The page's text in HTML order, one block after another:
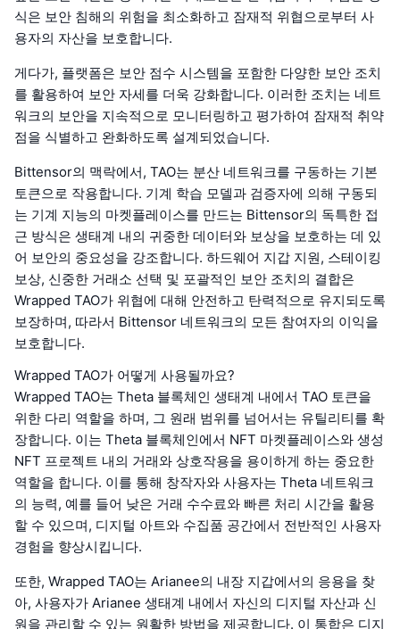
식은 보안 침해의 위험을 최소화하고 잠재적 위협으로부터 사
용자의 자산을 보호합니다.
게다가, 플랫폼은 보안 점수 시스템을 포함한 다양한 보안 조치
를 활용하여 보안 자세를 더욱 강화합니다. 이러한 조치는 네트
워크의 보안을 지속적으로 모니터링하고 평가하여 잠재적 취약
점을 식별하고 완화하도록 설계되었습니다.
Bittensor의 맥락에서, TAO는 분산 네트워크를 구동하는 기본
토큰으로 작용합니다. 기계 학습 모델과 검증자에 의해 구동되
는 기계 지능의 마켓플레이스를 만드는 Bittensor의 독특한 접
근 방식은 생태계 내의 귀중한 데이터와 보상을 보호하는 데 있
어 보안의 중요성을 강조합니다. 하드웨어 지갑 지원, 스테이킹
보상, 신중한 거래소 선택 및 포괄적인 보안 조치의 결합은
Wrapped TAO가 위협에 대해 안전하고 탄력적으로 유지되도록
보장하며, 따라서 Bittensor 네트워크의 모든 참여자의 이익을
보호합니다.
Wrapped TAO가 어떻게 사용될까요?
Wrapped TAO는 Theta 블록체인 생태계 내에서 TAO 토큰을
위한 다리 역할을 하며, 그 원래 범위를 넘어서는 유틸리티를 확
장합니다. 이는 Theta 블록체인에서 NFT 마켓플레이스와 생성
NFT 프로젝트 내의 거래와 상호작용을 용이하게 하는 중요한
역할을 합니다. 이를 통해 창작자와 사용자는 Theta 네트워크
의 능력, 예를 들어 낮은 거래 수수료와 빠른 처리 시간을 활용
할 수 있으며, 디지털 아트와 수집품 공간에서 전반적인 사용자
경험을 향상시킵니다.
또한, Wrapped TAO는 Arianee의 내장 지갑에서의 응용을 찾
아, 사용자가 Arianee 생태계 내에서 자신의 디지털 자산과 신
원을 관리할 수 있는 원활한 방법을 제공합니다. 이 통합은 디지